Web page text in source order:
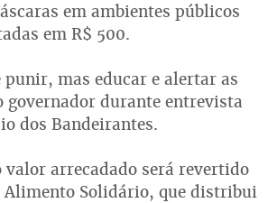
em ambientes públicos
em R$ 500.
punir, mas educar e alertar as
governador durante entrevista
dos Bandeirantes.
valor arrecadado será revertido
Alimento Solidário, que distribui